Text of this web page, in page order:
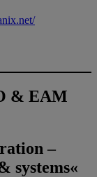
& EAM
–
systems«